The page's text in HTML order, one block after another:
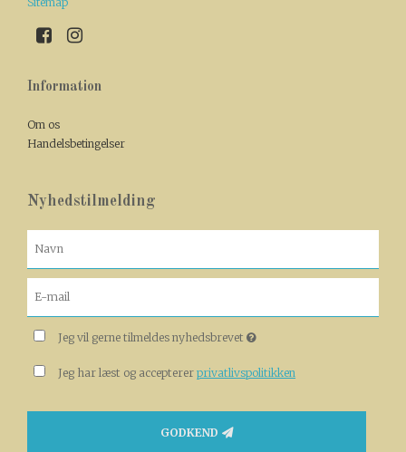
Information
Om os
Handelsbetingelser
Nyhedstilmelding
Jeg vil gerne tilmeldes nyhedsbrevet
Jeg har læst og acceptererprivatlivspolitikken
GODKEND